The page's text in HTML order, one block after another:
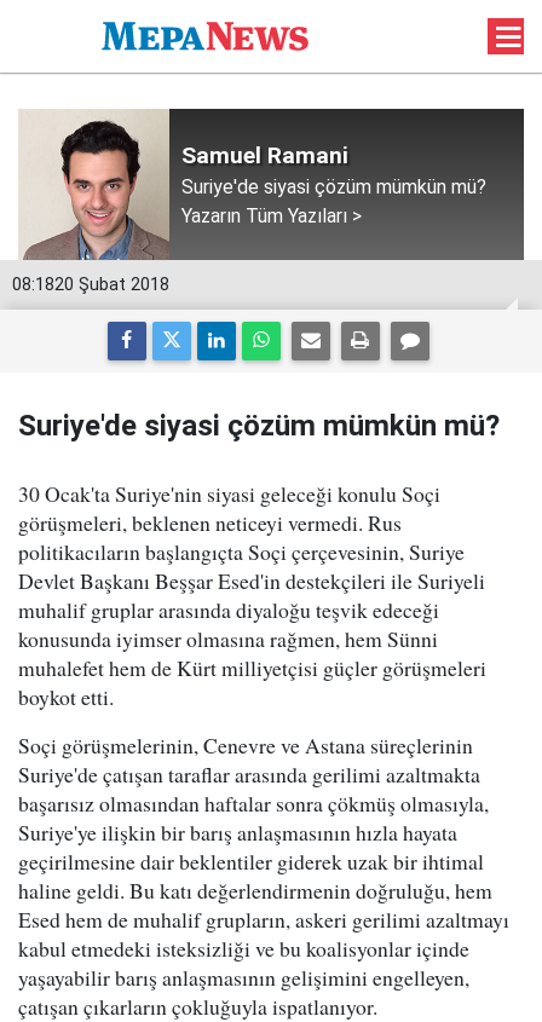
Samuel Ramani
Suriye'de siyasi çözüm mümkün mü?
Yazarın Tüm Yazıları >
08:1820 Şubat 2018
Suriye'de siyasi çözüm mümkün mü?
30 Ocak'ta Suriye'nin siyasi geleceği konulu Soçi
görüşmeleri, beklenen neticeyi vermedi. Rus
politikacıların başlangıçta Soçi çerçevesinin, Suriye
Devlet Başkanı Beşşar Esed'in destekçileri ile Suriyeli
muhalif gruplar arasında diyaloğu teşvik edeceği
konusunda iyimser olmasına rağmen, hem Sünni
muhalefet hem de Kürt milliyetçisi güçler görüşmeleri
boykot etti.
Soçi görüşmelerinin, Cenevre ve Astana süreçlerinin
Suriye'de çatışan taraflar arasında gerilimi azaltmakta
başarısız olmasından haftalar sonra çökmüş olmasıyla,
Suriye'ye ilişkin bir barış anlaşmasının hızla hayata
geçirilmesine dair beklentiler giderek uzak bir ihtimal
haline geldi. Bu katı değerlendirmenin doğruluğu, hem
Esed hem de muhalif grupların, askeri gerilimi azaltmayı
kabul etmedeki isteksizliği ve bu koalisyonlar içinde
yaşayabilir barış anlaşmasının gelişimini engelleyen,
çatışan çıkarların çokluğuyla ispatlanıyor.